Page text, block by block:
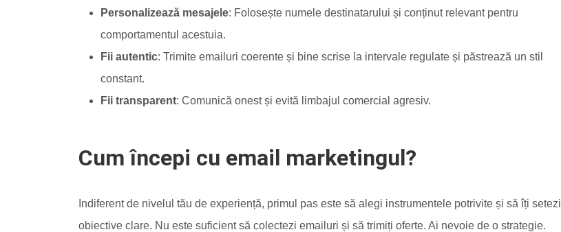
Personalizează mesajele: Folosește numele destinatarului și conținut relevant pentru
comportamentul acestuia.
Fii autentic: Trimite emailuri coerente și bine scrise la intervale regulate și păstrează un stil
constant.
Fii transparent: Comunică onest și evită limbajul comercial agresiv.
Cum începi cu email marketingul?
Indiferent de nivelul tău de experiență, primul pas este să alegi instrumentele potrivite și să îți setezi
obiective clare. Nu este suficient să colectezi emailuri și să trimiți oferte. Ai nevoie de o strategie.